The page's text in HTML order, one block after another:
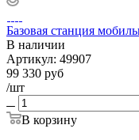
Базовая станция
В наличии
Артикул: 49907
99 330 руб
/шт
В корзину